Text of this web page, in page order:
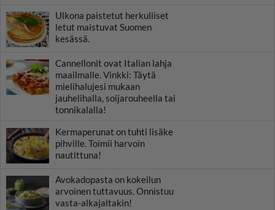
Ulkona paistetut herkulliset
letut maistuvat Suomen
kesässä.
Cannellonit ovat Italian lahja
maailmalle. Vinkki: Täytä
mielihalujesi mukaan
jauhelihalla, soijarouheella tai
tonnikalalla!
Kermaperunat on tuhti lisäke
pihville. Toimii harvoin
nautittuna!
Avokadopasta on kokeilun
arvoinen tuttavuus. Onnistuu
vasta-alkajaltakin!